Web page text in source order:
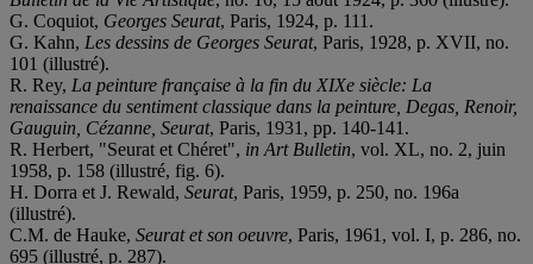
G. Coquiot, Georges Seurat, Paris, 1924, p. 111.
G. Kahn, Les dessins de Georges Seurat, Paris, 1928, p. XVII, no.
101 (illustré).
R. Rey, La peinture française à la fin du XIXe siècle: La
renaissance du sentiment classique dans la peinture, Degas, Renoir,
Gauguin, Cézanne, Seurat, Paris, 1931, pp. 140-141.
R. Herbert, "Seurat et Chéret", in Art Bulletin, vol. XL, no. 2, juin
1958, p. 158 (illustré, fig. 6).
H. Dorra et J. Rewald, Seurat, Paris, 1959, p. 250, no. 196a
(illustré).
C.M. de Hauke, Seurat et son oeuvre, Paris, 1961, vol. I, p. 286, no.
695 (illustré, p. 287).